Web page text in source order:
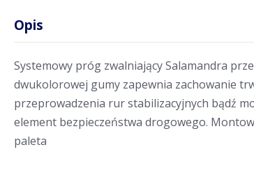
Opis
Systemowy próg zwalniający Salamandra
dwukolorowej gumy zapewnia zachowanie
przeprowadzenia rur stabilizacyjnych bądź
element bezpieczeństwa drogowego.
paleta